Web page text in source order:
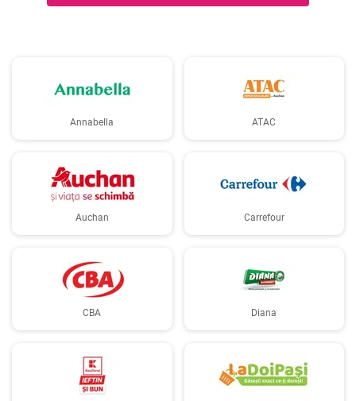
Annabella ATAC
Auchan Carrefour
CBA Diana